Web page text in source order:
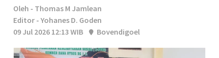
Oleh - Thomas M Jamlean
Editor - Yohanes D. Goden
09 Jul 2026 12:13 WIB
Bovendigoel